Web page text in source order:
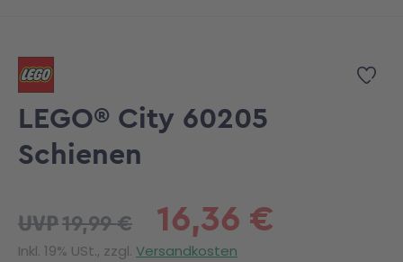
Zur
LEGO® City 60205
Schienen
16,36 €
UVP19,99 €
Inkl. 19% USt., zzgl. Versandkosten